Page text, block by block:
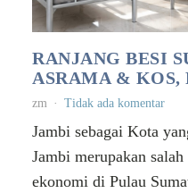
RANJANG BESI
ASRAMA & KOS,
zm Tidak ada komentar
Jambi sebagai Kota
Jambi merupakan
ekonomi di Pulau